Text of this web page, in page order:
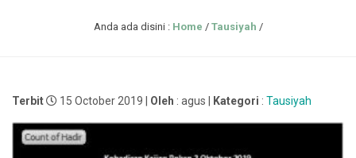
Anda ada disini : Home / Tausiyah /
Terbit 15 October 2019 | Oleh : agus | Kategori : Tausiyah